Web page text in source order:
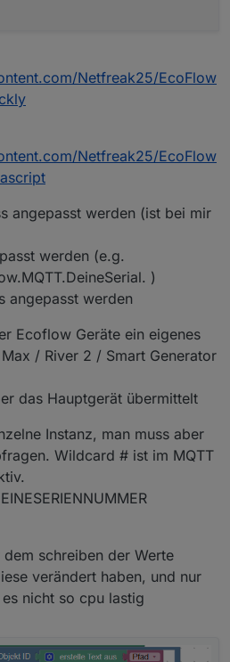
Netfreak25/EcoFlow
Netfreak25/EcoFlow
angepasst werden (ist bei mir
werden (e.g.
)
angepasst werden
Ecoflow Geräte ein eigenes
/ River 2 / Smart Generator
das Hauptgerät übermittelt
Instanz, man muss aber
Wildcard # ist im MQTT
schreiben der Werte
verändert haben, und nur
nicht so cpu lastig